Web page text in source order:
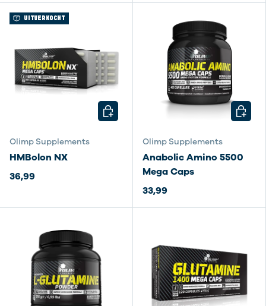
UITVERKOCHT
Olimp Supplements
HMBolon NX
36,99
KIES MOGELIJKHEDEN
Olimp Supplements
Anabolic Amino 5500
Mega Caps
33,99
KIES